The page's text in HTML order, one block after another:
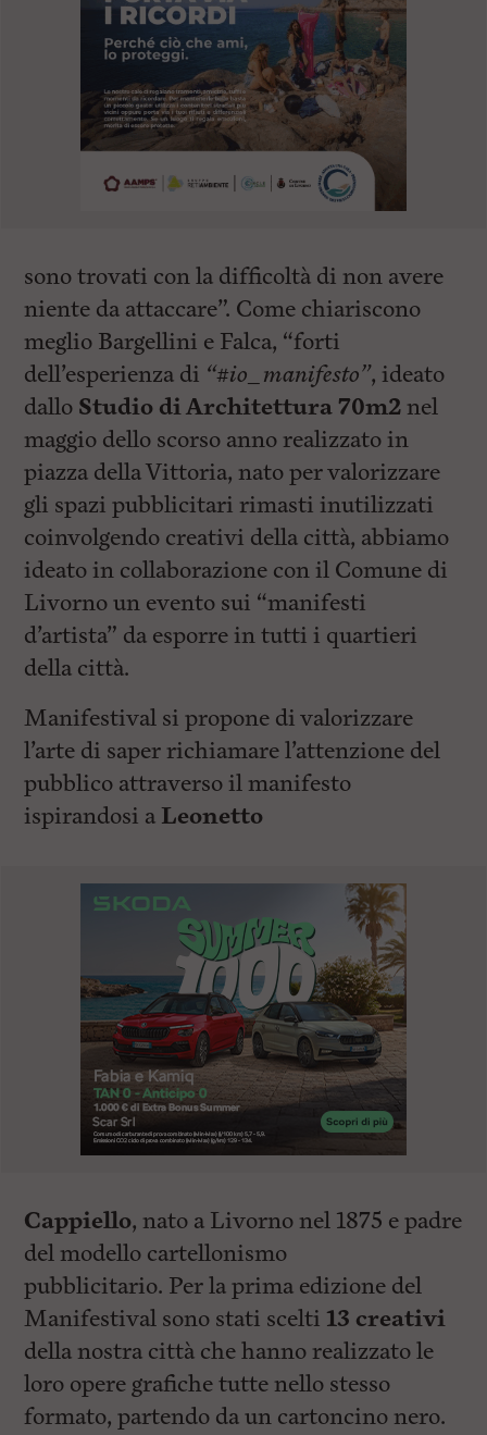
sono trovati con la difficoltà di non avere
niente da attaccare”. Come chiariscono
meglio Bargellini e Falca, “forti
dell’esperienza di “#io_manifesto”, ideato
dallo Studio di Architettura 70m2 nel
maggio dello scorso anno realizzato in
piazza della Vittoria, nato per valorizzare
gli spazi pubblicitari rimasti inutilizzati
coinvolgendo creativi della città, abbiamo
ideato in collaborazione con il Comune di
Livorno un evento sui “manifesti
d’artista” da esporre in tutti i quartieri
della città.
Manifestival si propone di valorizzare
l’arte di saper richiamare l’attenzione del
pubblico attraverso il manifesto
ispirandosi a Leonetto
Cappiello, nato a Livorno nel 1875 e padre
del modello cartellonismo
pubblicitario. Per la prima edizione del
Manifestival sono stati scelti 13 creativi
della nostra città che hanno realizzato le
loro opere grafiche tutte nello stesso
formato, partendo da un cartoncino nero.